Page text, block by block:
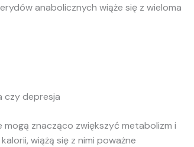
anabolicznych wiąże się z wieloma
czy depresja
znacząco zwiększyć metabolizm i
wiążą się z nimi poważne